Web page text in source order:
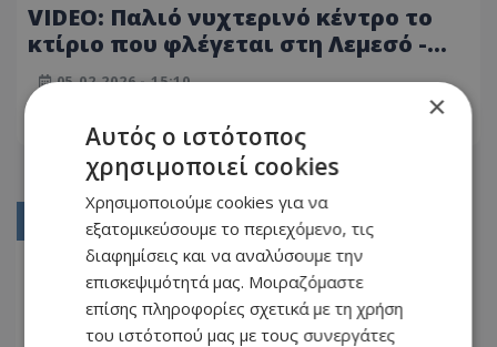
VIDEO: Παλιό νυχτερινό κέντρο το
κτίριο που φλέγεται στη Λεμεσό -
Κατέρρευσε μέρος της οροφής
05.02.2026 - 15:10
ΔΙΑΒΆΣΤΕ ΠΕΡΙΣΣΌΤΕΡΑ
02
04
×
Αυτός ο ιστότοπος
χρησιμοποιεί cookies
Χρησιμοποιούμε cookies για να
εξατομικεύσουμε το περιεχόμενο, τις
διαφημίσεις και να αναλύσουμε την
επισκεψιμότητά μας. Μοιραζόμαστε
επίσης πληροφορίες σχετικά με τη χρήση
του ιστότοπού μας με τους συνεργάτες